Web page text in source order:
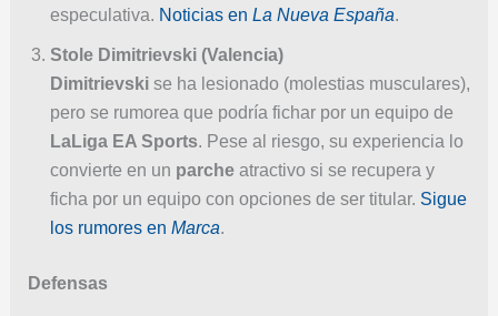
especulativa. Noticias en La Nueva España.
Stole Dimitrievski (Valencia)
Dimitrievskise ha lesionado (molestias musculares),
pero se rumorea que podría fichar por un equipo de
LaLiga EA Sports. Pese al riesgo, su experiencia lo
convierte en un parcheatractivo si se recupera y
ficha por un equipo con opciones de ser titular. Sigue
los rumores en Marca.
Defensas